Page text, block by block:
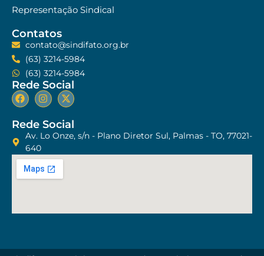
Representação Sindical
Contatos
contato@sindifato.org.br
(63) 3214-5984
(63) 3214-5984
Rede Social
Rede Social
Av. Lo Onze, s/n - Plano Diretor Sul, Palmas - TO, 77021-
640